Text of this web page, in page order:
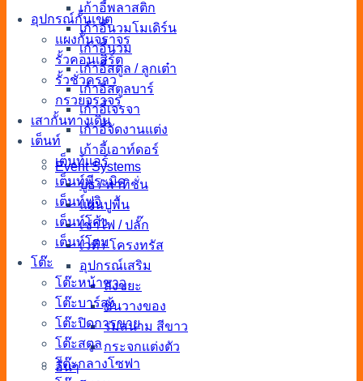
เก้าอี้พลาสติก
เก้าอี้นวมโมเดิร์น
เก้าอี้นวม
เก้าอี้สตูล / ลูกเต๋า
เก้าอี้สตูลบาร์
เก้าอี้เจรจา
เก้าอี้จัดงานแต่ง
เก้าอี้เอาท์ดอร์
Event Systems
บูธ / พาทิชั่น
แผ่นปูพื้น
เช่าไฟ / ปลั๊ก
เวที / โครงทรัส
อุปกรณ์เสริม
ถังขยะ
ชั้นวางของ
ร่มสนาม สีขาว
กระจกแต่งตัว
อื่นๆ
อุปกรณ์กั้นเขต
แผงกั้นจราจร
รั้วคอนเสิร์ต
รั้วชั่วคราว
กรวยจราจร
เสากั้นทางเดิน
เต็นท์
เต็นท์แอร์
เต็นท์พีระมิด
เต็นท์ฟูจิ
เต็นท์โค้ง
เต็นท์โดม
โต๊ะ
โต๊ะหน้าขาว
โต๊ะบาร์สูง
โต๊ะปิดการขาย
โต๊ะสตูล
โต๊ะกลางโซฟา